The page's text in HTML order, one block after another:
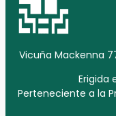
Vicuña Mackenna
Erigida
Perteneciente a la